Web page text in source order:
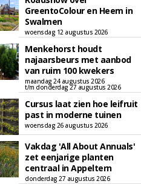
GreentoColour en Heem in
Swalmen
woensdag 12 augustus 2026
Menkehorst houdt
najaarsbeurs met aanbod
van ruim 100 kwekers
maandag 24 augustus 2026
t/m donderdag 27 augustus 2026
Cursus laat zien hoe leifruit
past in moderne tuinen
woensdag 26 augustus 2026
Vakdag 'All About Annuals'
zet eenjarige planten
centraal in Appeltern
donderdag 27 augustus 2026